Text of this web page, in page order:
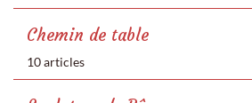
Chemin de table
10 articles